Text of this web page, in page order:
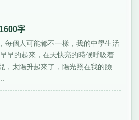
字
每個人可能都不一樣，我的中學生活
早的起來，在天快亮的時候呼吸着
，太陽升起來了，陽光照在我的臉